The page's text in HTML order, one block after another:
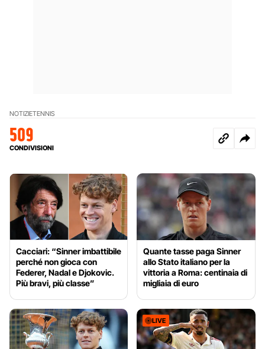
NOTIZIETENNIS
509
CONDIVISIONI
Cacciari: “Sinner imbattibile
perché non gioca con
Federer, Nadal e Djokovic.
Più bravi, più classe”
Quante tasse paga Sinner
allo Stato italiano per la
vittoria a Roma: centinaia di
migliaia di euro
LIVE